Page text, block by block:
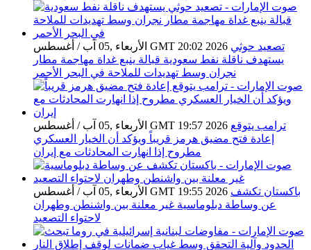
الأربعاء ,05 آب / أغسطس GMT 20:02 2026 تصعيد حوثي
يستهدف ناقلة نفط سعودية قبالة ينبع غداة مهاجمة مطار
نجران وسط تهديدات للملاحة في البحر الأحمر
الأربعاء ,05 آب / أغسطس GMT 19:57 2026 ترامب يتوقع
إعادة فتح مضيق هرمز قريباً ويؤكد أن الخيار العسكري
مطروح إذا انهارت المحادثات مع إيران
الأربعاء ,05 آب / أغسطس GMT 19:55 2026 باكستان تكشف
عن وساطة دبلوماسية غير معلنة بين واشنطن وطهران
لاحتواء التصعيد